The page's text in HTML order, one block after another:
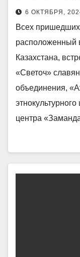
6 ОКТЯБРЯ,
Всех пришедших
расположенный
Казахстана,
«Светоч»
объединения,
центра